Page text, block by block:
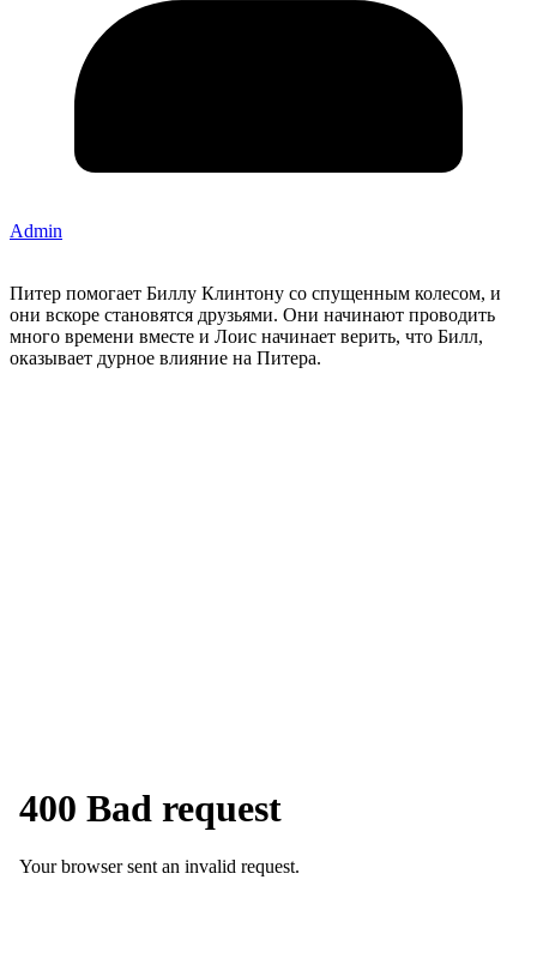
Admin
Питер помогает Биллу Клинтону со спущенным колесом, и
они вскоре становятся друзьями. Они начинают проводить
много времени вместе и Лоис начинает верить, что Билл,
оказывает дурное влияние на Питера.